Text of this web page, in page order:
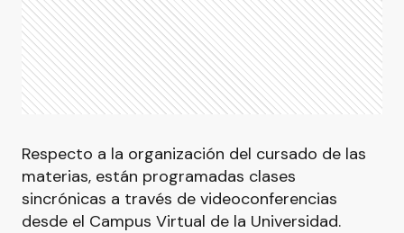
Respecto a la organización del cursado de las
materias, están programadas clases
sincrónicas a través de videoconferencias
desde el Campus Virtual de la Universidad.